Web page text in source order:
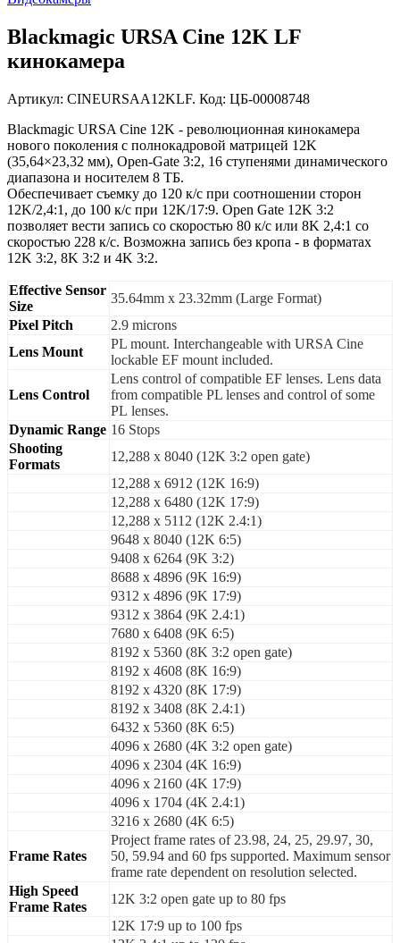
Blackmagic URSA Cine 12K LF
кинокамера
Артикул: CINEURSAA12KLF. Код: ЦБ-00008748
Blackmagic URSA Cine 12K - революционная кинокамера
нового поколения с полнокадровой матрицей 12K
(35,64×23,32 мм), Open-Gate 3:2, 16 ступенями динамического
диапазона и носителем 8 ТБ.
Обеспечивает съемку до 120 к/с при соотношении сторон
12K/2,4:1, до 100 к/с при 12K/17:9. Open Gate 12K 3:2
позволяет вести запись со скоростью 80 к/с или 8K 2,4:1 со
скоростью 228 к/с. Возможна запись без кропа - в форматах
12K 3:2, 8K 3:2 и 4K 3:2.
Effective Sensor
Size
35.64mm x 23.32mm (Large Format)
Pixel Pitch
2.9 microns
Lens Mount
PL mount. Interchangeable with URSA Cine
lockable EF mount included.
Lens Control
Lens control of compatible EF lenses. Lens data
from compatible PL lenses and control of some
PL lenses.
Dynamic Range 16 Stops
Shooting
Formats
12,288 x 8040 (12K 3:2 open gate)
12,288 x 6912 (12K 16:9)
12,288 x 6480 (12K 17:9)
12,288 x 5112 (12K 2.4:1)
9648 x 8040 (12K 6:5)
9408 x 6264 (9K 3:2)
8688 x 4896 (9K 16:9)
9312 x 4896 (9K 17:9)
9312 x 3864 (9K 2.4:1)
7680 x 6408 (9K 6:5)
8192 x 5360 (8K 3:2 open gate)
8192 x 4608 (8K 16:9)
8192 x 4320 (8K 17:9)
8192 x 3408 (8K 2.4:1)
6432 x 5360 (8K 6:5)
4096 x 2680 (4K 3:2 open gate)
4096 x 2304 (4K 16:9)
4096 x 2160 (4K 17:9)
4096 x 1704 (4K 2.4:1)
3216 x 2680 (4K 6:5)
Frame Rates
Project frame rates of 23.98, 24, 25, 29.97, 30,
50, 59.94 and 60 fps supported. Maximum sensor
frame rate dependent on resolution selected.
High Speed
Frame Rates
12K 3:2 open gate up to 80 fps
12K 17:9 up to 100 fps